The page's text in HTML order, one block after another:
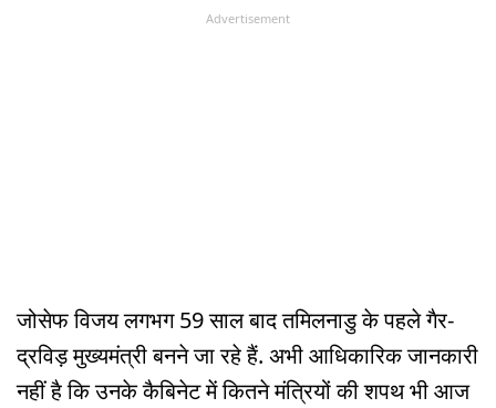
Advertisement
जोसेफ विजय लगभग 59 साल बाद तमिलनाडु के पहले गैर-
द्रविड़ मुख्यमंत्री बनने जा रहे हैं. अभी आधिकारिक जानकारी
नहीं है कि उनके कैबिनेट में कितने मंत्रियों की शपथ भी आज